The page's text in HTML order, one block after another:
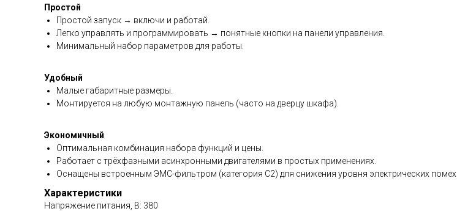
Простой
Простой запуск → включи и работай.
Легко управлять и программировать → понятные кнопки на панели управления.
Минимальный набор параметров для работы.
Удобный
Малые габаритные размеры.
Монтируется на любую монтажную панель (часто на дверцу шкафа).
Экономичный
Оптимальная комбинация набора функций и цены.
Работает с трёхфазными асинхронными двигателями в простых применениях.
Оснащены встроенным ЭМС-фильтром (категория C2) для снижения уровня электрических помех.
Характеристики
Напряжение питания, В: 380